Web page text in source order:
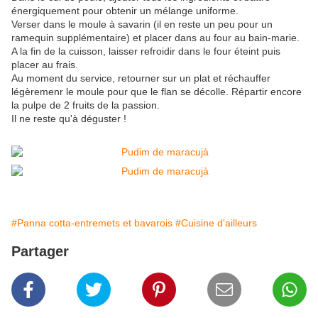
énergiquement pour obtenir un mélange uniforme.
Verser dans le moule à savarin (il en reste un peu pour un
ramequin supplémentaire) et placer dans au four au bain-marie.
A la fin de la cuisson, laisser refroidir dans le four éteint puis
placer au frais.
Au moment du service, retourner sur un plat et réchauffer
légèremenr le moule pour que le flan se décolle. Répartir encore
la pulpe de 2 fruits de la passion.
Il ne reste qu'à déguster !
#Panna cotta-entremets et bavarois #Cuisine d'ailleurs
Partager